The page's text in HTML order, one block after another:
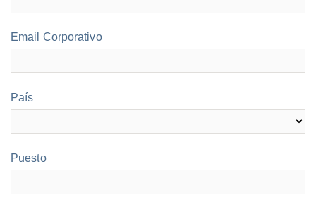
Email Corporativo
País
Puesto